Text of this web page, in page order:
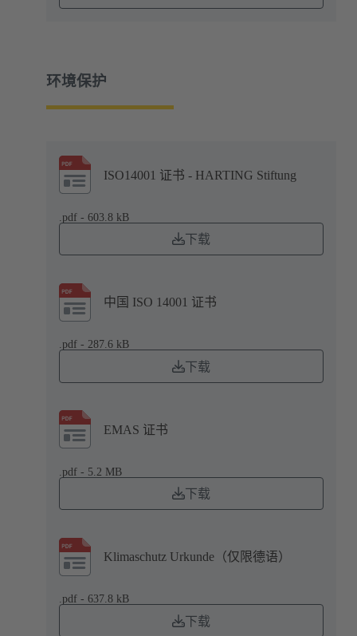
环境保护
ISO14001 证书 - HARTING Stiftung
.pdf - 603.8 kB
下载
中国 ISO 14001 证书
.pdf - 287.6 kB
下载
EMAS 证书
.pdf - 5.2 MB
下载
Klimaschutz Urkunde（仅限德语）
.pdf - 637.8 kB
下载